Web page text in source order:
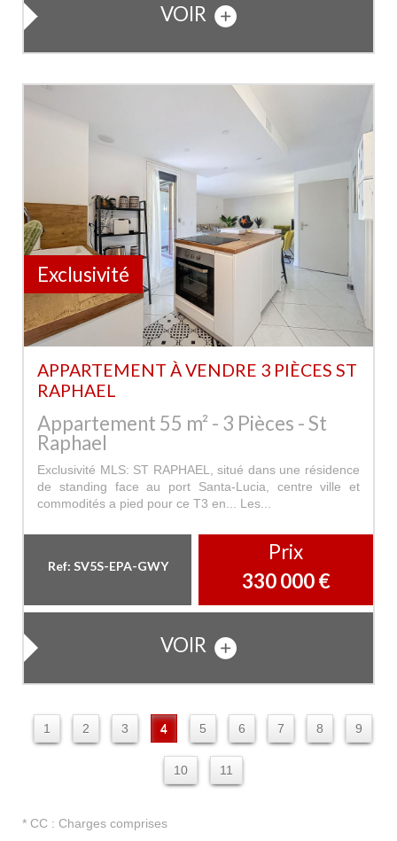
VOIR
Exclusivité
APPARTEMENT À VENDRE 3 PIÈCES ST
RAPHAEL
Appartement 55 m² - 3 Pièces - St
Raphael
Exclusivité MLS: ST RAPHAEL, situé dans une résidence
de standing face au port Santa-Lucia, centre ville et
commodités a pied pour ce T3 en... Les...
Ref: SV5S-EPA-GWY
Prix
330 000 €
VOIR
1 2 3 4 5 6 7 8 9
10 11
* CC : Charges comprises